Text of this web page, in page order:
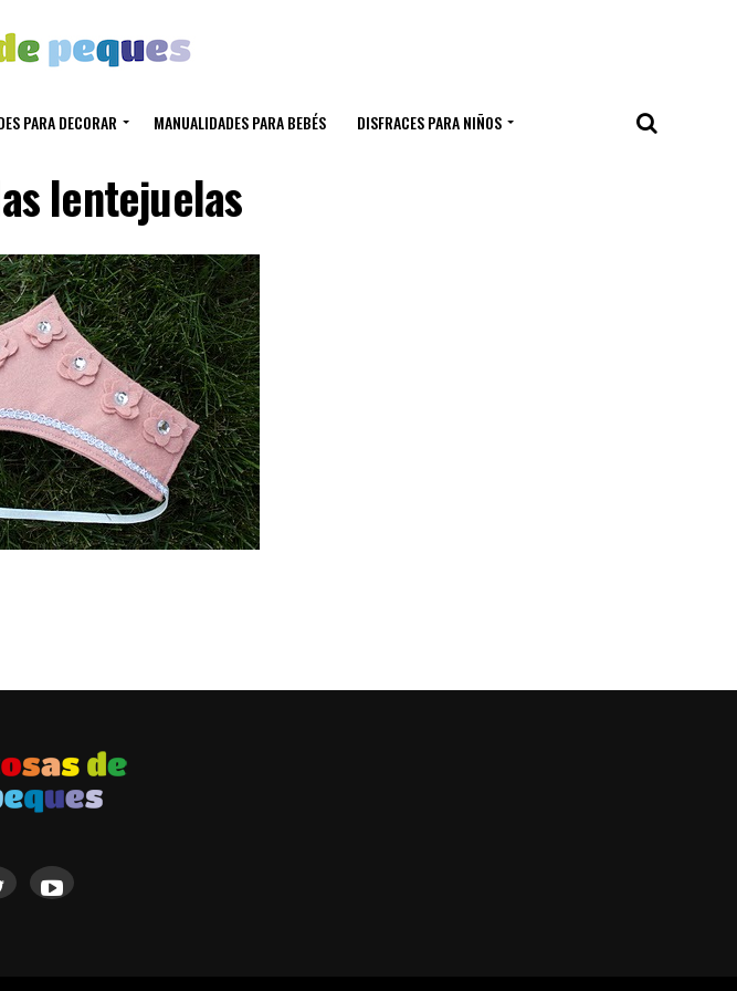
PARA DECORAR MANUALIDADES PARA BEBÉS DISFRACES PARA NIÑOS
lentejuelas